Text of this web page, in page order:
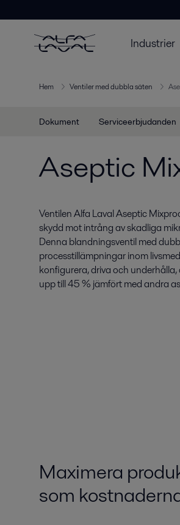
Industrier
Hem Ventiler med dubbla säten
Dokument Serviceerbjudanden
Aseptic
Ventilen Alfa Laval Aseptic
skydd mot intrång av skadliga
Denna blandningsventil med
processtillämpningar inom
konfigurera, driva och
upp till 45 % jämfört med andra
Maximera
som